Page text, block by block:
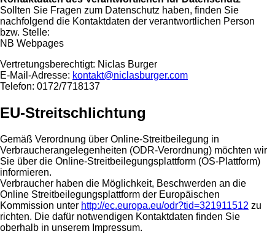
Sollten Sie Fragen zum Datenschutz haben, finden Sie
nachfolgend die Kontaktdaten der verantwortlichen Person
bzw. Stelle:
NB Webpages
Vertretungsberechtigt: Niclas Burger
E-Mail-Adresse: kontakt@niclasburger.com
Telefon: 0172/7718137
EU-Streitschlichtung
Gemäß Verordnung über Online-Streitbeilegung in
Verbraucherangelegenheiten (ODR-Verordnung) möchten wir
Sie über die Online-Streitbeilegungsplattform (OS-Plattform)
informieren.
Verbraucher haben die Möglichkeit, Beschwerden an die
Online Streitbeilegungsplattform der Europäischen
Kommission unter http://ec.europa.eu/odr?tid=321911512 zu
richten. Die dafür notwendigen Kontaktdaten finden Sie
oberhalb in unserem Impressum.